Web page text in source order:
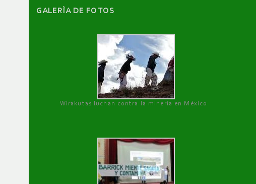
GALERÌA DE FOTOS
Wirakutas luchan contra la minería en México